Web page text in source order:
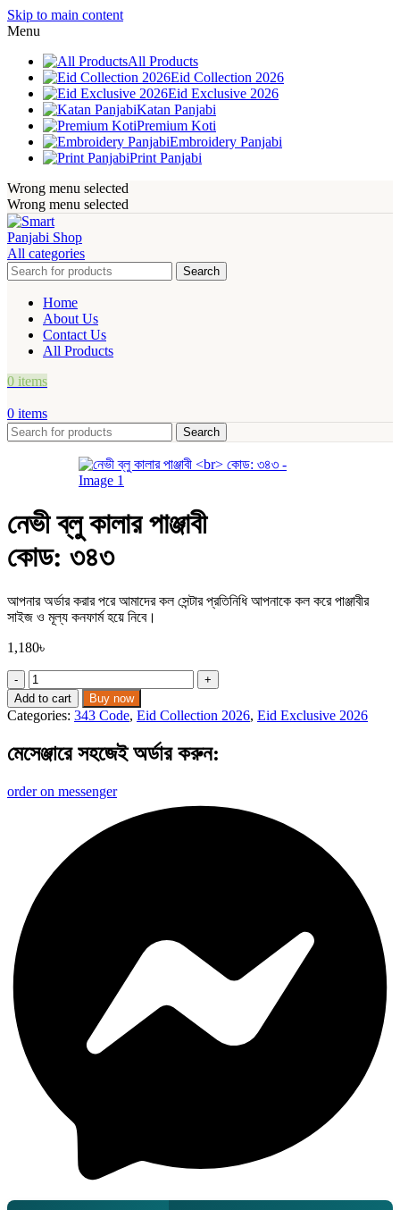
Skip to main content
Menu
All Products
Eid Collection 2026
Eid Exclusive 2026
Katan Panjabi
Premium Koti
Embroidery Panjabi
Print Panjabi
Wrong menu selected
Wrong menu selected
All categories
Search
Home
About Us
Contact Us
All Products
0 items
0 items
Search
নেভী ব্লু কালার পাঞ্জাবী
কোড: ৩৪৩
আপনার অর্ডার করার পরে আমাদের কল সেন্টার প্রতিনিধি আপনাকে কল করে পাঞ্জাবীর
সাইজ ও মূল্য কনফার্ম হয়ে নিবে।
1,180৳
নেভী
ব্লু
কালার
পাঞ্জাবী
৩৪৩
Add to cart Buy now
Categories: 343 Code, Eid Collection 2026, Eid Exclusive 2026
মেসেঞ্জারে সহজেই অর্ডার করুন:​
order on messenger